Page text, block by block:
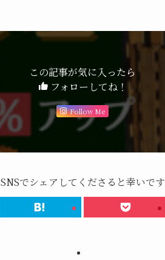
この記事が気に入ったら
フォローしてね！
Follow Me
SNSでシェアしてくださると幸いです